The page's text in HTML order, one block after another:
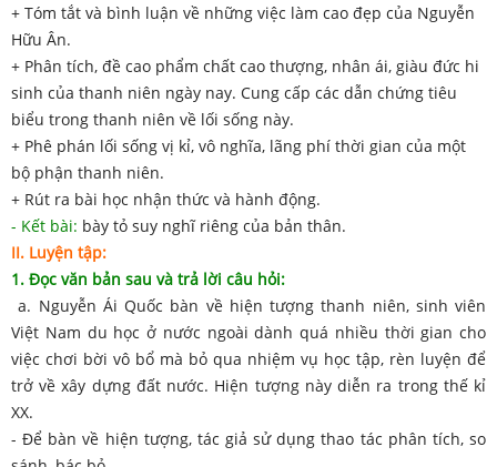
+ Tóm tắt và bình luận về những việc làm cao đẹp của Nguyễn
Hữu Ân.
+ Phân tích, đề cao phẩm chất cao thượng, nhân ái, giàu đức hi
sinh của thanh niên ngày nay. Cung cấp các dẫn chứng tiêu
biểu trong thanh niên về lối sống này.
+ Phê phán lối sống vị kỉ, vô nghĩa, lãng phí thời gian của một
bộ phận thanh niên.
+ Rút ra bài học nhận thức và hành động.
- Kết bài: bày tỏ suy nghĩ riêng của bản thân.
II. Luyện tập:
1. Đọc văn bản sau và trả lời câu hỏi:
a. Nguyễn Ái Quốc bàn về hiện tượng thanh niên, sinh viên
Việt Nam du học ở nước ngoài dành quá nhiều thời gian cho
việc chơi bời vô bổ mà bỏ qua nhiệm vụ học tập, rèn luyện để
trở về xây dựng đất nước. Hiện tượng này diễn ra trong thế kỉ
XX.
- Để bàn về hiện tượng, tác giả sử dụng thao tác phân tích, so